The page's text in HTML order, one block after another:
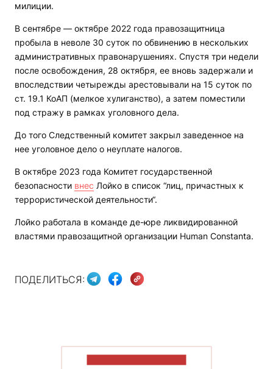
милиции.
В сентябре — октябре 2022 года правозащитница
пробыла в неволе 30 суток по обвинению в нескольких
административных правонарушениях. Спустя три недели
после освобождения, 28 октября, ее вновь задержали и
впоследствии четырежды арестовывали на 15 суток по
ст. 19.1 КоАП (мелкое хулиганство), а затем поместили
под стражу в рамках уголовного дела.
До того Следственный комитет закрыл заведенное на
нее уголовное дело о неуплате налогов.
В октябре 2023 года Комитет государственной
безопасности внес Лойко в список “лиц, причастных к
террористической деятельности“.
Лойко работала в команде де-юре ликвидированной
властями правозащитной организации Human Constanta.
ПОДЕЛИТЬСЯ: